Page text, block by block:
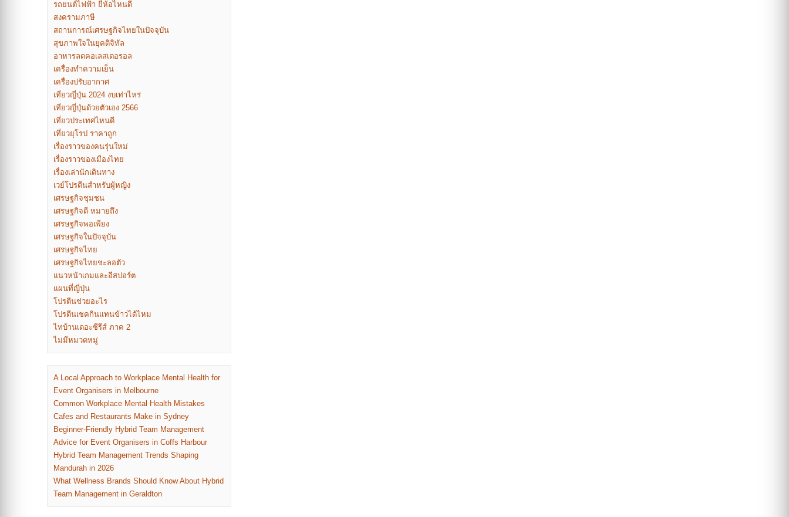
รถยนต์ไฟฟ้า ยี่ห้อไหนดี
สงครามภาษี
สถานการณ์เศรษฐกิจไทยในปัจจุบัน
สุขภาพใจในยุคดิจิทัล
อาหารลดคอเลสเตอรอล
เครื่องทำความเย็น
เครื่องปรับอากาศ
เที่ยวญี่ปุ่น 2024 งบเท่าไหร่
เที่ยวญี่ปุ่นด้วยตัวเอง 2566
เที่ยวประเทศไหนดี
เที่ยวยุโรป ราคาถูก
เรื่องราวของคนรุ่นใหม่
เรื่องราวของเมืองไทย
เรื่องเล่านักเดินทาง
เวย์โปรตีนสำหรับผู้หญิง
เศรษฐกิจชุมชน
เศรษฐกิจดี หมายถึง
เศรษฐกิจพอเพียง
เศรษฐกิจในปัจจุบัน
เศรษฐกิจไทย
เศรษฐกิจไทยชะลอตัว
แนวหน้าเกมและอีสปอร์ต
แผนที่ญี่ปุ่น
โปรตีนช่วยอะไร
โปรตีนเชคกินแทนข้าวได้ไหม
ไทบ้านเดอะซีรีส์ ภาค 2
ไม่มีหมวดหมู่
A Local Approach to Workplace Mental Health for
Event Organisers in Melbourne
Common Workplace Mental Health Mistakes
Cafes and Restaurants Make in Sydney
Beginner-Friendly Hybrid Team Management
Advice for Event Organisers in Coffs Harbour
Hybrid Team Management Trends Shaping
Mandurah in 2026
What Wellness Brands Should Know About Hybrid
Team Management in Geraldton